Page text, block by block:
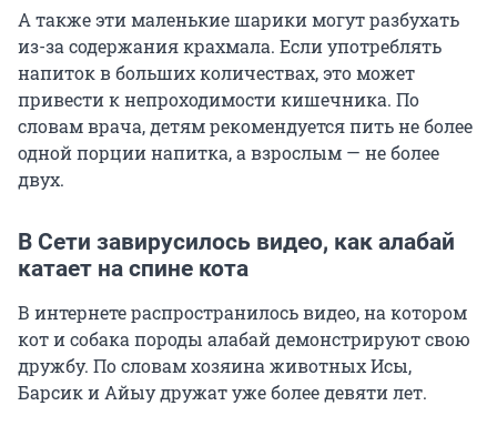
А также эти маленькие шарики могут разбухать
из-за содержания крахмала. Если употреблять
напиток в больших количествах, это может
привести к непроходимости кишечника. По
словам врача, детям рекомендуется пить не более
одной порции напитка, а взрослым — не более
двух.
В Сети завирусилось видео, как алабай
катает на спине кота
В интернете распространилось видео, на котором
кот и собака породы алабай демонстрируют свою
дружбу. По словам хозяина животных Исы,
Барсик и Айыу дружат уже более девяти лет.